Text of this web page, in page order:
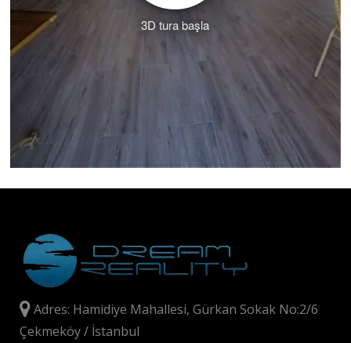
3D tura başla
Adres: Hamidiye Mahallesi, Gürkan Sokak No:2/6
Çekmeköy / İstanbul